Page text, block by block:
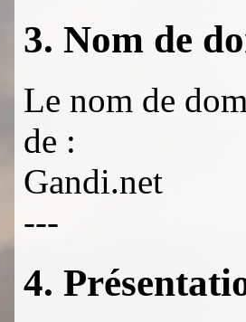
3. Nom de
Le nom de
de :
Gandi.net
---
4.